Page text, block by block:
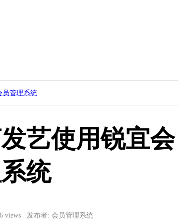
员管理系统
艺使用锐宜会
统
views 发布者: 会员管理系统